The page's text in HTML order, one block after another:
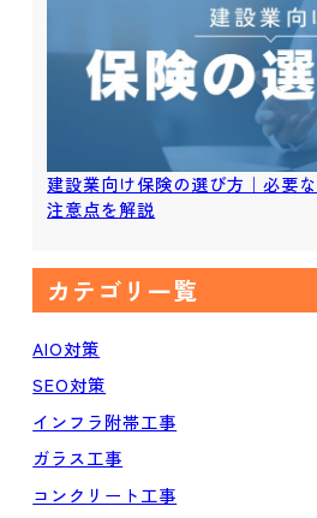
建設業向け保険の選び方｜必要
注意点を解説
カテゴリ一覧
AIO対策
SEO対策
インフラ附帯工事
ガラス工事
コンクリート工事